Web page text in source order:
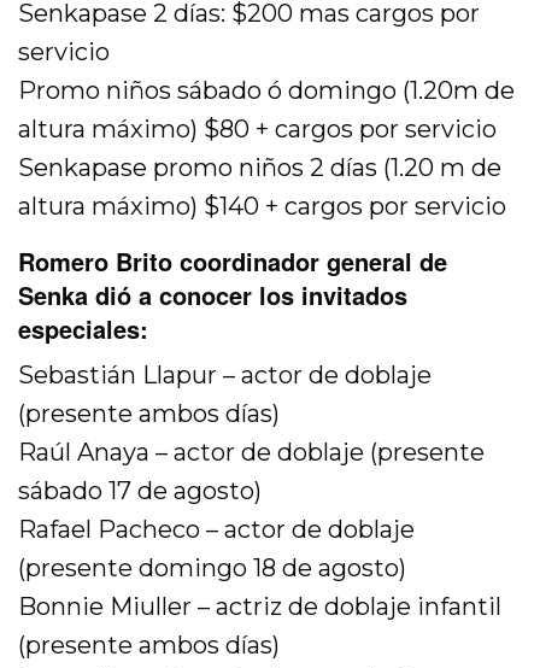
Senkapase 2 días: $200 mas cargos por
servicio
Promo niños sábado ó domingo (1.20m de
altura máximo) $80 + cargos por servicio
Senkapase promo niños 2 días (1.20 m de
altura máximo) $140 + cargos por servicio
Romero Brito coordinador general de
Senka dió a conocer los invitados
especiales:
Sebastián Llapur – actor de doblaje
(presente ambos días)
Raúl Anaya – actor de doblaje (presente
sábado 17 de agosto)
Rafael Pacheco – actor de doblaje
(presente domingo 18 de agosto)
Bonnie Miuller – actriz de doblaje infantil
(presente ambos días)